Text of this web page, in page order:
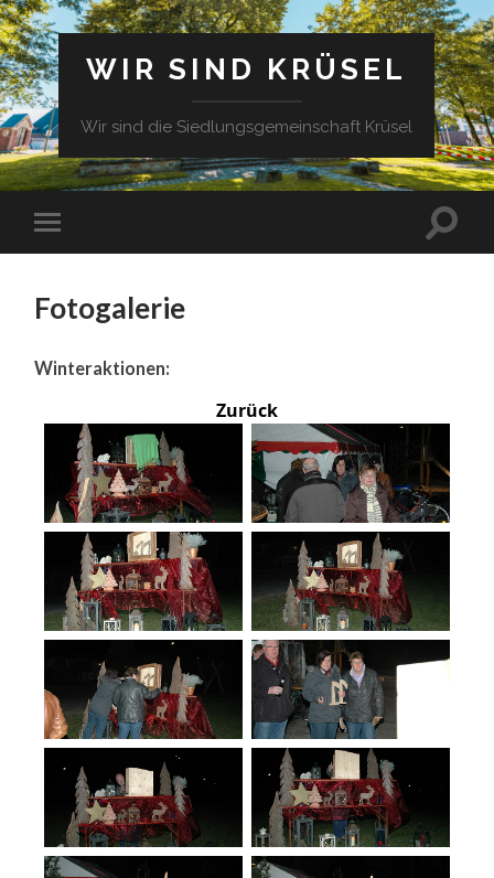
WIR SIND KRÜSEL
Wir sind die Siedlungsgemeinschaft Krüsel
Fotogalerie
Winteraktionen:
Zurück